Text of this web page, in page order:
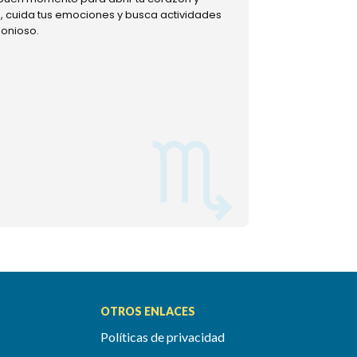
cuida tus emociones y busca actividades
OTROS ENLACES
Políticas de privacidad